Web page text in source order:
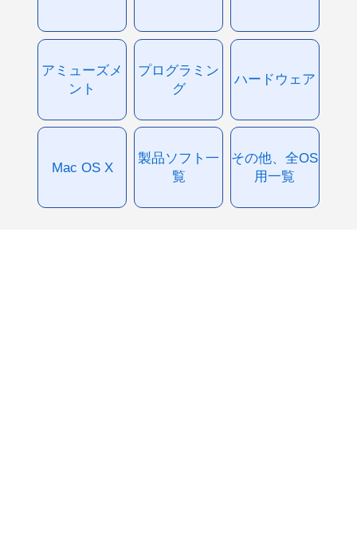
アミューズメ
ント
プログラミン
グ
ハードウェア
Mac OS X
製品ソフト一
覧
その他、全OS
用一覧